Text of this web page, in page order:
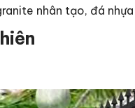
nhân tạo, đá